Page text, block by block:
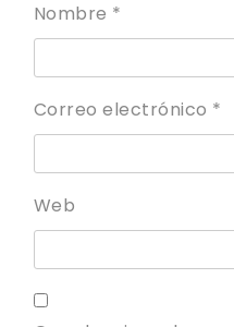
Nombre *
Correo electrónico *
Web